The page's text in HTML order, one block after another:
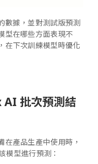
數據，並對測試版預測
型在哪些方面表現不
在下次訓練模型時優化
批次預測結
在產品生產中使用時，
型進行預測：